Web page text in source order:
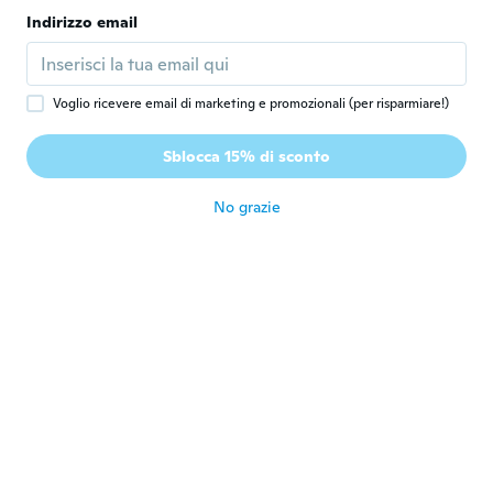
Z Zsolt
circa 5 anni fa
Alin
Iscrizione dal 2017 · 52 recensioni
Indirizzo email
Voglio ricevere email di marketing e promozionali (per risparmiare!)
Sblocca 15% di sconto
No grazie